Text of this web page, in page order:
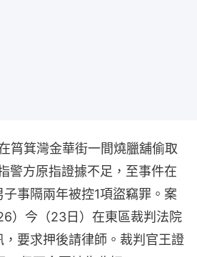
筲箕灣金華街一間燒臘舖偷取
警方原指證據不足，至事件在
事隔兩年被控1項盜竊罪。案
）今（23日）在東區裁判法院
要求押後請律師。裁判官王證